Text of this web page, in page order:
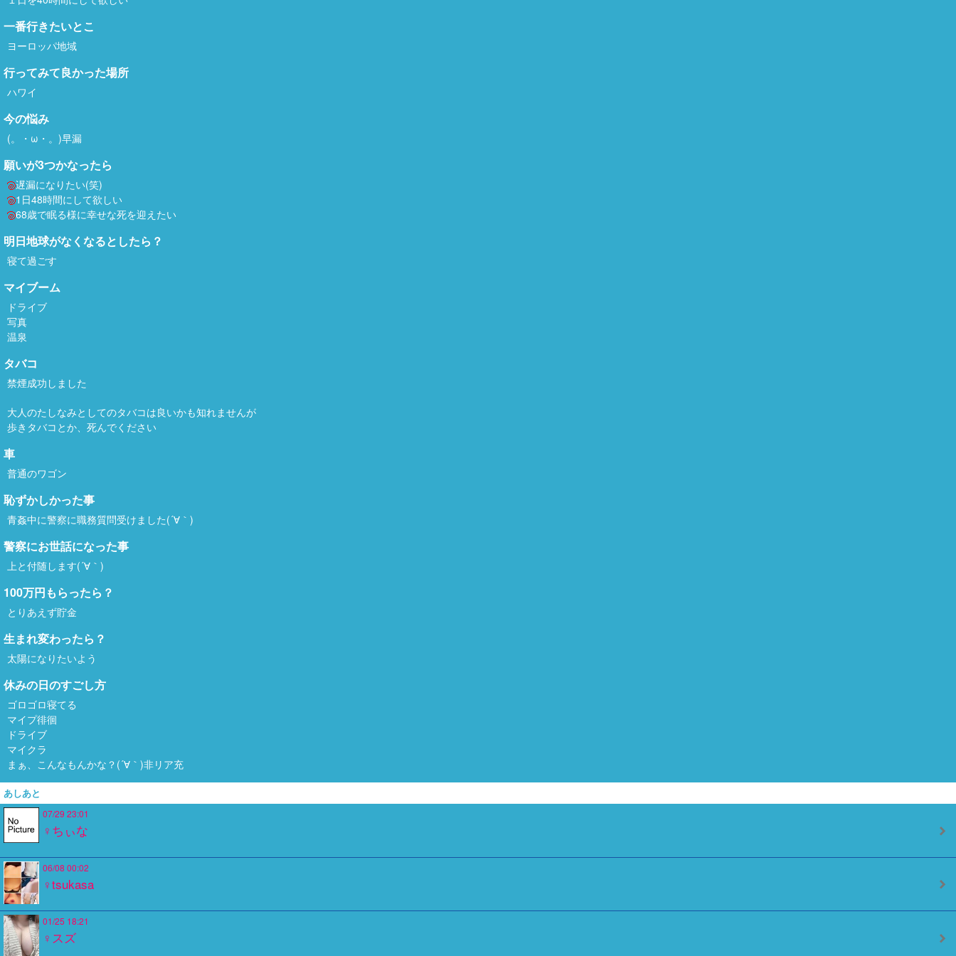
一番行きたいとこ
ヨーロッパ地域
行ってみて良かった場所
ハワイ
今の悩み
(。・ω・。)早漏
願いが3つかなったら
遅漏になりたい(笑)
1日48時間にして欲しい
68歳で眠る様に幸せな死を迎えたい
明日地球がなくなるとしたら？
寝て過ごす
マイブーム
ドライブ
写真
温泉
タバコ
禁煙成功しました
大人のたしなみとしてのタバコは良いかも知れませんが
歩きタバコとか、死んでください
車
普通のワゴン
恥ずかしかった事
青姦中に警察に職務質問受けました(´∀｀)
警察にお世話になった事
上と付随します(´∀｀)
100万円もらったら？
とりあえず貯金
生まれ変わったら？
太陽になりたいよう
休みの日のすごし方
ゴロゴロ寝てる
マイプ徘徊
ドライブ
マイクラ
まぁ、こんなもんかな？(´∀｀)非リア充
あしあと
07/29 23:01
♀ちぃな
06/08 00:02
♀tsukasa
01/25 18:21
♀スズ